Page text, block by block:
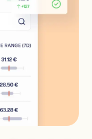
Vous
? Le
vous
vos